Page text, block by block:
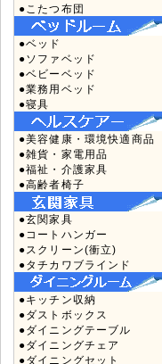
●こたつ布団
●ベッド
●ソファベッド
●ベビーベッド
●業務用ベッド
●寝具
●美容健康・環境快適商品
●雑貨・家電用品
●福祉・介護家具
●高齢者椅子
●玄関家具
●コートハンガー
●スクリーン(衝立)
●タチカワブラインド
●キッチン収納
●ダストボックス
●ダイニングテーブル
●ダイニングチェア
●ダイニングセット